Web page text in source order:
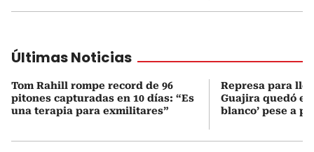
Últimas Noticias
Tom Rahill rompe record de 96
pitones capturadas en 10 días: “Es
una terapia para exmilitares”
Represa para
Guajira quedó en
blanco’ pese a